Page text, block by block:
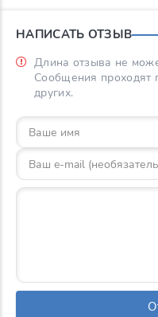
НАПИСАТЬ ОТЗЫВ
Длина отзыва не
Сообщения проходят
других.